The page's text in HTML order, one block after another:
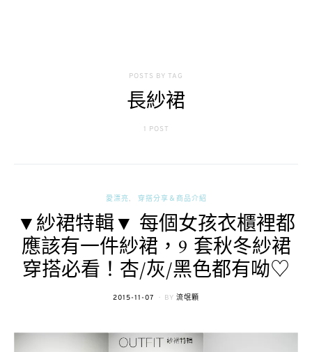
POSTS BY TAG
長紗裙
1 POST
愛漂亮 穿搭分享＆商品介紹
▼紗裙特輯▼ 每個女孩衣櫃裡都
應該有一件紗裙，9 套秋冬紗裙
穿搭必看！杏/灰/黑色都有呦♡
POSTED
2015-11-07 BY 流氓顆